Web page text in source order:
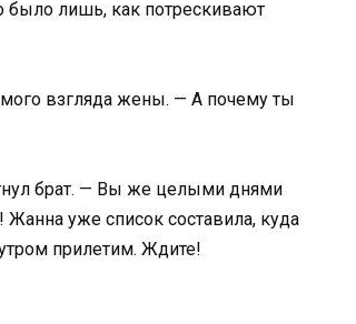
было лишь, как потрескивают
взгляда жены. — А почему ты
брат. — Вы же целыми днями
уже список составила, куда
прилетим. Ждите!